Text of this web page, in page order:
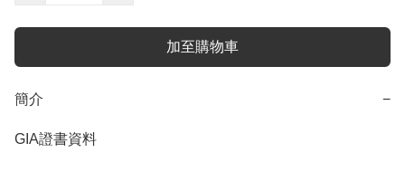
加至購物車
簡介 −
GIA證書資料